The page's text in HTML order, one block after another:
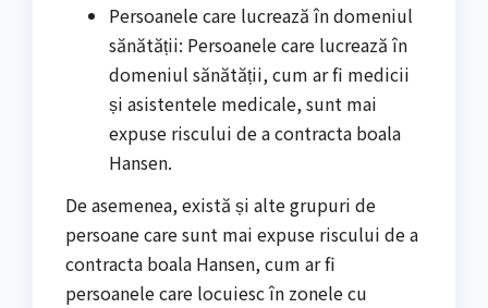
Persoanele care lucrează în domeniul
sănătății: Persoanele care lucrează în
domeniul sănătății, cum ar fi medicii
și asistentele medicale, sunt mai
expuse riscului de a contracta boala
Hansen.
De asemenea, există și alte grupuri de
persoane care sunt mai expuse riscului de a
contracta boala Hansen, cum ar fi
persoanele care locuiesc în zonele cu